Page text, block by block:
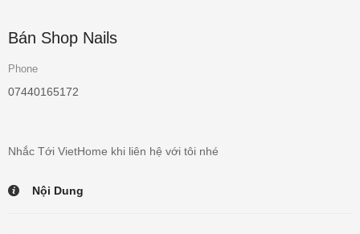
Bán Shop Nails
Phone
07440165172
Nhắc Tới VietHome khi liên hệ với tôi nhé
Nội Dung